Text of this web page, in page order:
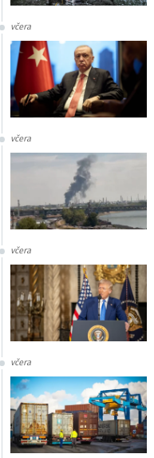
včera
včera
včera
včera